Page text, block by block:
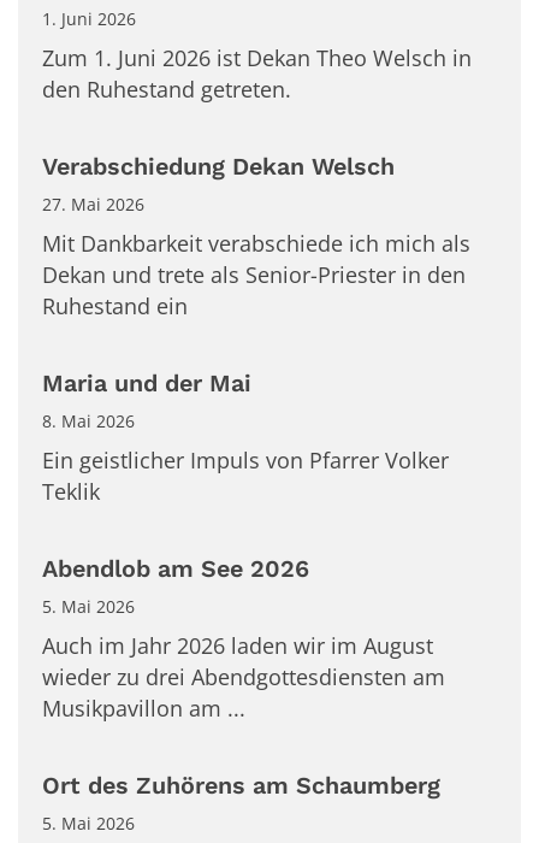
1. Juni 2026
Zum 1. Juni 2026 ist Dekan Theo Welsch in
den Ruhestand getreten.
Verabschiedung Dekan Welsch
27. Mai 2026
Mit Dankbarkeit verabschiede ich mich als
Dekan und trete als Senior-Priester in den
Ruhestand ein
Maria und der Mai
8. Mai 2026
Ein geistlicher Impuls von Pfarrer Volker
Teklik
Abendlob am See 2026
5. Mai 2026
Auch im Jahr 2026 laden wir im August
wieder zu drei Abendgottesdiensten am
Musikpavillon am ...
Ort des Zuhörens am Schaumberg
5. Mai 2026